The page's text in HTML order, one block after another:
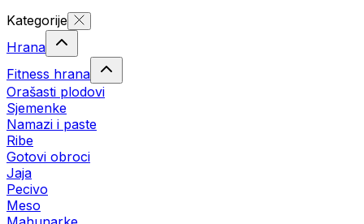
Kategorije
Hrana
Fitness hrana
Orašasti plodovi
Sjemenke
Namazi i paste
Ribe
Gotovi obroci
Jaja
Pecivo
Meso